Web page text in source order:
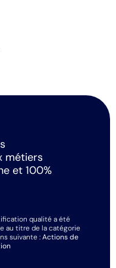
métiers
et 100%
qualité a été
au titre de la catégorie
suivante :Actions de